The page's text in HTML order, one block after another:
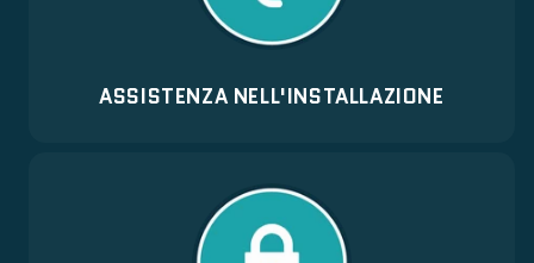
ASSISTENZA NELL'INSTALLAZIONE